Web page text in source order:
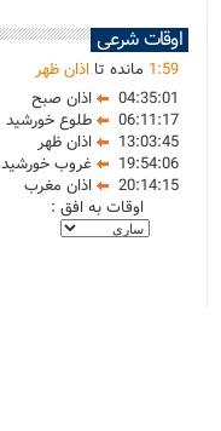
اوقات شرعی
1:59 مانده تااذان ظهر
04:35:01
اذان صبح
06:11:17
طلوع خورشید
13:03:45
اذان ظهر
19:54:06
غروب خورشید
20:14:15
اذان مغرب
اوقات به افق :